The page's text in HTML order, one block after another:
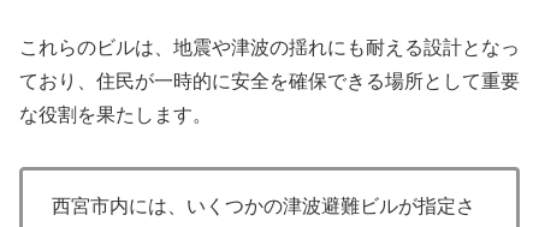
これらのビルは、地震や津波の揺れにも耐える設計となっ
ており、住民が一時的に安全を確保できる場所として重要
な役割を果たします。
西宮市内には、いくつかの津波避難ビルが指定さ